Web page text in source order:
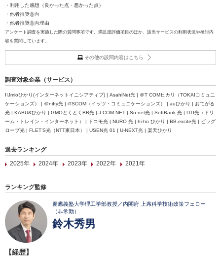
・利用した感想（良かった点・悪かった点）
・他者推奨意向
・他者推奨意向理由
アンケート調査を実施した際の質問事項です。満足度評価項目のほか、該当サービスの利用状況や検討内
容を質問しています。
その他の設問内容はこちら
調査対象企業（サービス）
IIJmioひかり(インターネットイニシアティブ) | AsahiNet光 | ＠T COMヒカリ（TOKAIコミュニ
ケーションズ） | ＠nifty光 | iTSCOM（イッツ・コミュニケーションズ） | auひかり | おてがる
光 | KABU&ひかり | GMOとくとくBB光 | J:COM NET | So-net光 | SoftBank 光 | DTI光（ドリ
ーム・トレイン・インターネット） | ドコモ光 | NURO 光 | hi-ho ひかり | BB.excite光 | ビッグ
ローブ光 | FLET’S光（NTT東日本） | USEN光 01 | U-NEXT光 | 楽天ひかり
過去ランキング
2025年
2024年 2023年 2022年 2021年
ランキング監修
慶應義塾大学理工学部教授／内閣府 上席科学技術政策フェロー
（非常勤）
鈴木秀男
【経歴】